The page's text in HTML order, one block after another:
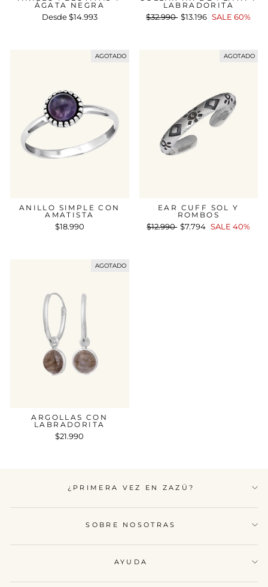
ÁGATA NEGRA
Desde $14.993
LABRADORITA
Precio
$32.990 Precio
$13.196 SALE 60%
AGOTADO
ANILLO SIMPLE CON
AMATISTA
$18.990
AGOTADO
EAR CUFF SOL Y
ROMBOS
Precio
$12.990 Precio
$7.794 SALE 40%
AGOTADO
ARGOLLAS CON
LABRADORITA
$21.990
¿PRIMERA VEZ EN ZAZÜ?
SOBRE NOSOTRAS
AYUDA